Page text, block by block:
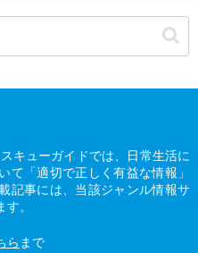
キューガイドでは、日常生活に
て「適切で正しく有益な情報」
記事には、当該ジャンル情報サ
。
ら まで